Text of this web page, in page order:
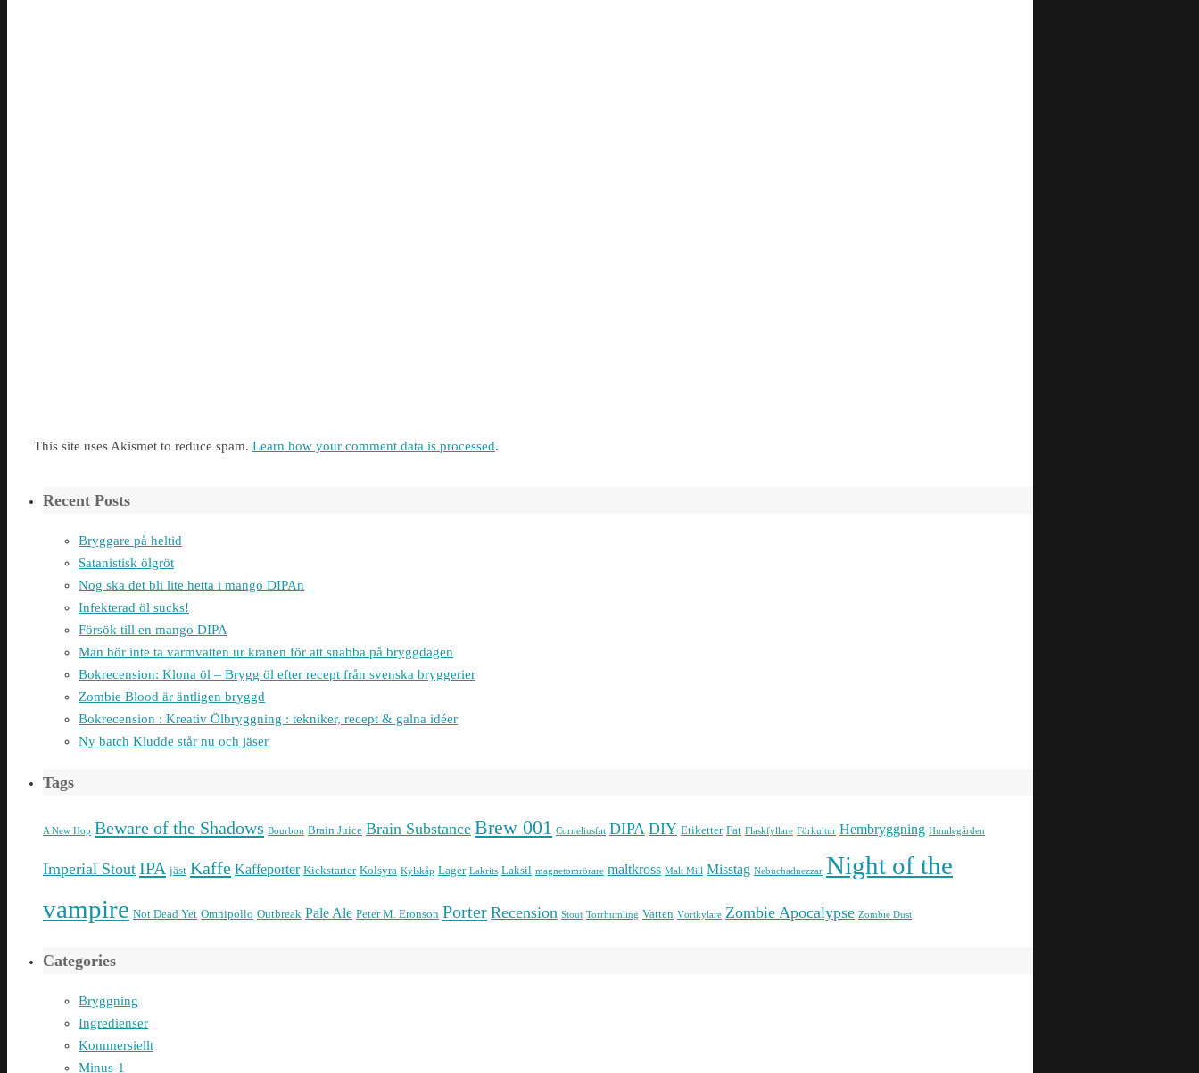
This site uses Akismet to reduce spam. Learn how your comment data is processed.
Recent Posts
Bryggare på heltid
Satanistisk ölgröt
Nog ska det bli lite hetta i mango DIPAn
Infekterad öl sucks!
Försök till en mango DIPA
Man bör inte ta varmvatten ur kranen för att snabba på bryggdagen
Bokrecension: Klona öl – Brygg öl efter recept från svenska bryggerier
Zombie Blood är äntligen bryggd
Bokrecension : Kreativ Ölbryggning : tekniker, recept & galna idéer
Ny batch Kludde står nu och jäser
Tags
A New Hop Beware of the Shadows Bourbon Brain Juice Brain Substance Brew 001 Corneliusfat DIPA DIY Etiketter Fat Flaskfyllare Förkultur Hembryggning Humlegården
Imperial Stout IPA jäst Kaffe Kaffeporter Kickstarter Kolsyra Kylskåp Lager Lakrits Laksil magnetomrörare maltkross Malt Mill Misstag Nebuchadnezzar Night of the
vampire Not Dead Yet Omnipollo Outbreak Pale Ale Peter M. Eronson Porter Recension Stout Torrhumling Vatten Vörtkylare Zombie Apocalypse Zombie Dust
Categories
Bryggning
Ingredienser
Kommersiellt
Minus-1